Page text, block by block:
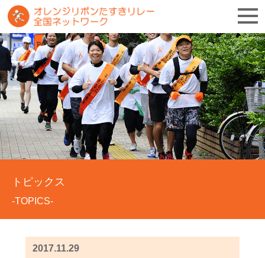
トピックス
-TOPICS-
2017.11.29